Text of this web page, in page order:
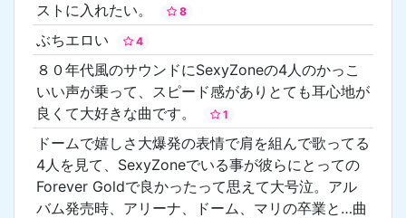
ストに入れたい。
8
ぶちエロい 4
８０年代風のサウンドにSexyZoneの4人のかっこ
いい声が乗って、スピード感がありとても耳心地が
良くて大好きな曲です。
1
ドームで嬉しさ大爆発の表情で肩を組んで歌ってる
4人を見て、SexyZoneでいる事が彼らにとっての
Forever Goldで良かったって思えて大号泣。アル
バム発売時、アリーナ、ドーム、マリの卒業と…曲